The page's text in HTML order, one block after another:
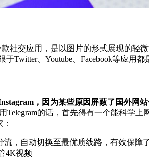
款社交应用，是以图片的形式展现的
Twitter、Youtube、Facebook等应用
，因为某些原因屏蔽了国外网
Telegram的话，首先得有一个能科学
，自动切换至最优质线路，有效保
4K视频